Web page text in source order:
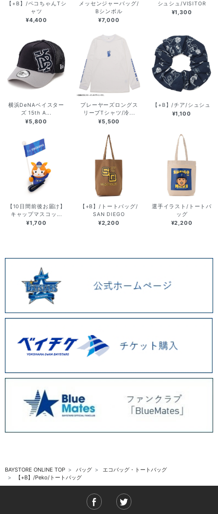
【+B】/ペコちゃんTシ
ャツ
¥4,400
メッセンジャーバッグ/
Bシンボル
¥7,000
シュシュ/VISITOR
¥1,300
横浜DeNAベイスター
ズ 15th A...
¥5,800
プレーヤーズロングス
リーブTシャツ/冷...
¥5,500
【+B】/チア/シュシュ
¥1,100
【10日間前後お届け】
キャップマスコッ...
¥1,700
【+B】/トートバッグ/
SAN DIEGO
¥2,200
選手イラスト/トートバ
ッグ
¥2,200
BAYSTORE ONLINE TOP バッグ
エコバッグ・トートバッグ
【+B】/Peko/トートバッグ